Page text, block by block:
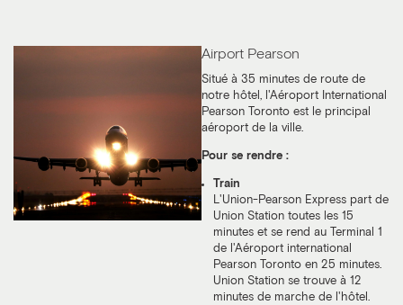
Airport Pearson
Situé à 35 minutes de route de
notre hôtel, l'Aéroport International
Pearson Toronto est le principal
aéroport de la ville.
Pour se rendre :
Train
L'Union-Pearson Express part de
Union Station toutes les 15
minutes et se rend au Terminal 1
de l'Aéroport international
Pearson Toronto en 25 minutes.
Union Station se trouve à 12
minutes de marche de l'hôtel.